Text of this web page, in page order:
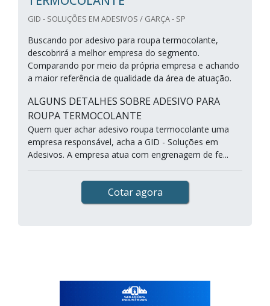
GID - SOLUÇÕES EM ADESIVOS / GARÇA - SP
Buscando por adesivo para roupa termocolante,
descobrirá a melhor empresa do segmento.
Comparando por meio da própria empresa e achando
a maior referência de qualidade da área de atuação.
ALGUNS DETALHES SOBRE ADESIVO PARA
ROUPA TERMOCOLANTE
Quem quer achar adesivo roupa termocolante uma
empresa responsável, acha a GID - Soluções em
Adesivos. A empresa atua com engrenagem de fe...
Cotar agora